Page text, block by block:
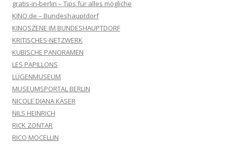
gratis-in-berlin – Tips für alles mögliche
KINO.de – Bundeshauptdorf
KINOSZENE IM BUNDESHAUPTDORF
KRITISCHES-NETZWERK
KUBISCHE PANORAMEN
LES PAPILLONS
LÜGENMUSEUM
MUSEUMSPORTAL BERLIN
NICOLE DIANA KÄSER
NILS HEINRICH
RICK ZONTAR
RICO MOCELLIN